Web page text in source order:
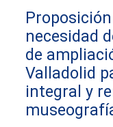
necesidad
de
Valladolid
integral y